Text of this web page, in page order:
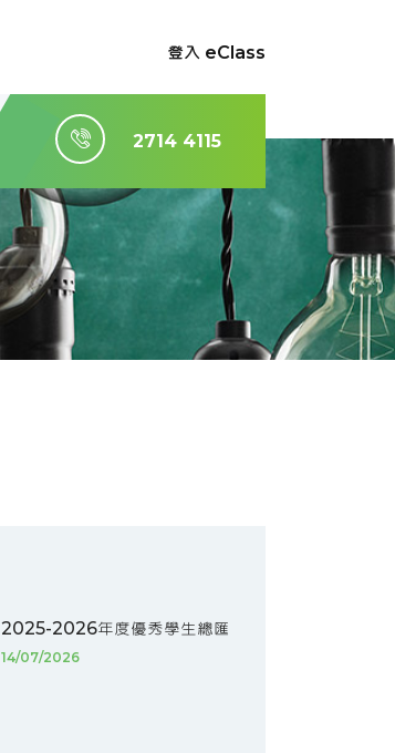
登入 eClass
2714 4115
2025-2026年度優秀學生總匯
14/07/2026